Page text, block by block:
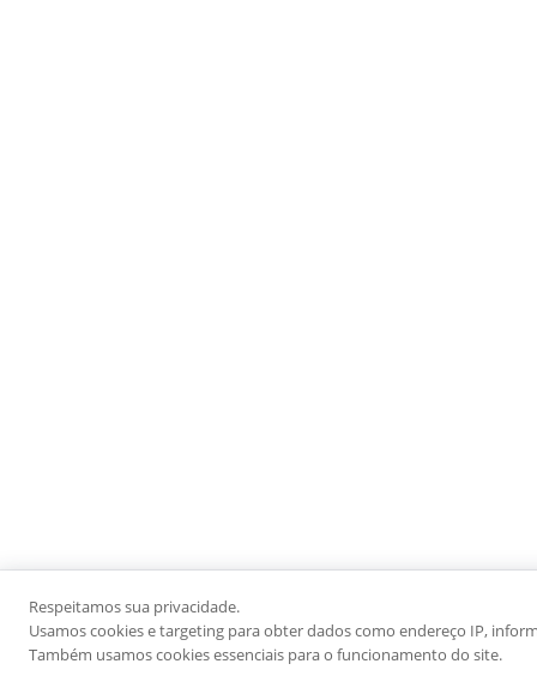
Respeitamos sua privacidade.
Usamos cookies e targeting para obter dados como endereço IP,
Também usamos cookies essenciais para o funcionamento do site.